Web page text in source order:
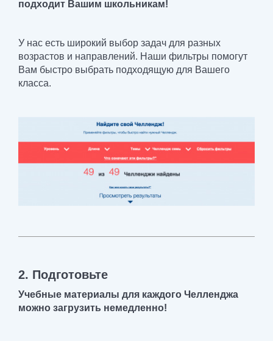
подходит Вашим школьникам!
У нас есть широкий выбор задач для разных
возрастов и направлений. Наши фильтры помогут
Вам быстро выбрать подходящую для Вашего
класса.
2. Подготовьте
Учебные материалы для каждого Челленджа
можно загрузить немедленно!